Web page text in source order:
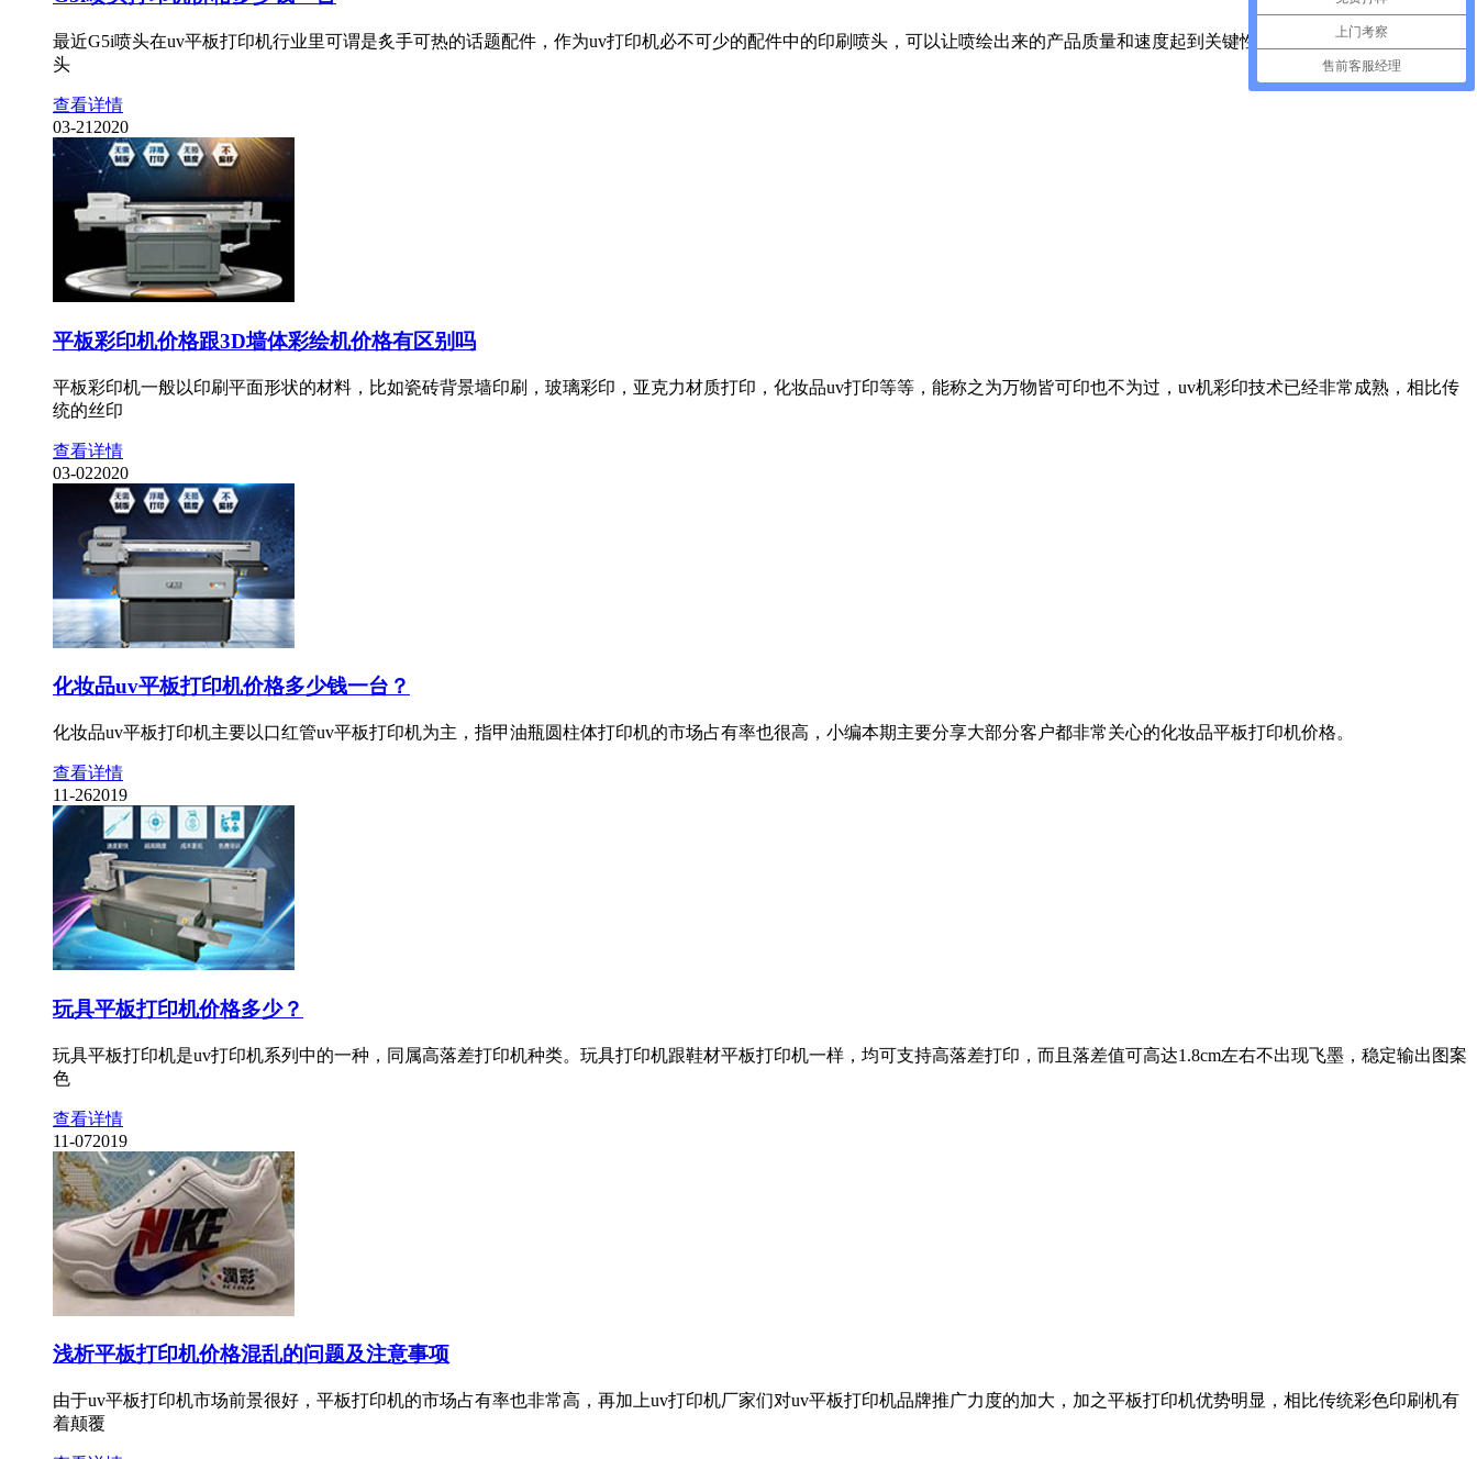
最近G5i喷头在uv平板打印机行业里可谓是炙手可热的话题配件，作为uv打印机必不可少的配件中的印刷喷头，可以让喷绘出来的产品质量和速度起到关键性作用的元素之一，那G5i喷
头
查看详情
03-21 2020
平板彩印机价格跟3D墙体彩绘机价格有区别吗
平板彩印机一般以印刷平面形状的材料，比如瓷砖背景墙印刷，玻璃彩印，亚克力材质打印，化妆品uv打印等等，能称之为万物皆可印也不为过，uv机彩印技术已经非常成熟，相比传
统的丝印
查看详情
03-022020
化妆品uv平板打印机价格多少钱一台？
化妆品uv平板打印机主要以口红管uv平板打印机为主，指甲油瓶圆柱体打印机的市场占有率也很高，小编本期主要分享大部分客户都非常关心的化妆品平板打印机价格。
查看详情
11-262019
玩具平板打印机价格多少？
玩具平板打印机是uv打印机系列中的一种，同属高落差打印机种类。玩具打印机跟鞋材平板打印机一样，均可支持高落差打印，而且落差值可高达1.8cm左右不出现飞墨，稳定输出图案
色
查看详情
11-072019
浅析平板打印机价格混乱的问题及注意事项
由于uv平板打印机市场前景很好，平板打印机的市场占有率也非常高，再加上uv打印机厂家们对uv平板打印机品牌推广力度的加大，加之平板打印机优势明显，相比传统彩色印刷机有
着颠覆
上门考察
售前客服经理